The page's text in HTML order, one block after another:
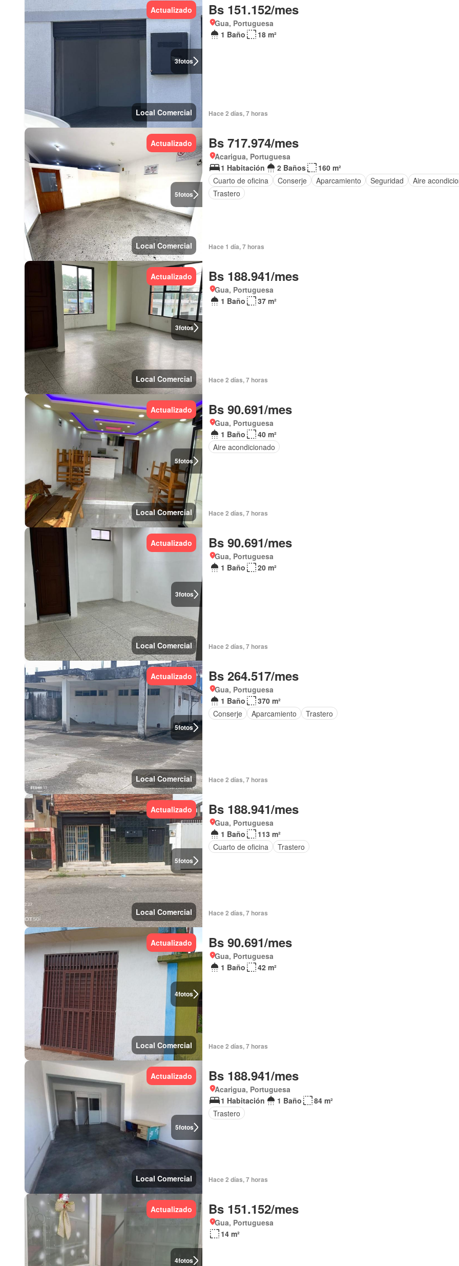
3fotos
Actualizado
Local Comercial
Bs 151.152/mes
Gua, Portuguesa
1 Baño
18 m²
Hace 2 días, 7 horas
5fotos
Actualizado
Local Comercial
Bs 717.974/mes
Acarigua, Portuguesa
1 Habitación
2 Baños
160 m²
Cuarto de oficina
Conserje Aparcamiento Seguridad
Aire
Trastero
Hace 1 día, 7 horas
3fotos
Actualizado
Local Comercial
Bs 188.941/mes
Gua, Portuguesa
1 Baño
37 m²
Hace 2 días, 7 horas
5fotos
Actualizado
Local Comercial
Bs 90.691/mes
Gua, Portuguesa
1 Baño
40 m²
Aire acondicionado
Hace 2 días, 7 horas
3fotos
Actualizado
Local Comercial
Bs 90.691/mes
Gua, Portuguesa
1 Baño
20 m²
Hace 2 días, 7 horas
5fotos
Actualizado
Local Comercial
Bs 264.517/mes
Gua, Portuguesa
1 Baño
370 m²
Conserje
Aparcamiento Trastero
Hace 2 días, 7 horas
5fotos
Actualizado
Local Comercial
Bs 188.941/mes
Gua, Portuguesa
1 Baño
113 m²
Cuarto de oficina
Trastero
Hace 2 días, 7 horas
4fotos
Actualizado
Local Comercial
Bs 90.691/mes
Gua, Portuguesa
1 Baño
42 m²
Hace 2 días, 7 horas
5fotos
Actualizado
Local Comercial
Bs 188.941/mes
Acarigua, Portuguesa
1 Habitación
1 Baño
84 m²
Trastero
Hace 2 días, 7 horas
4fotos
Actualizado Bs 151.152/mes
Gua, Portuguesa
14 m²